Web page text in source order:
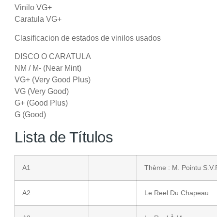
Vinilo VG+
Caratula VG+
Clasificacion de estados de vinilos usados
DISCO O CARATULA
NM / M- (Near Mint)
VG+ (Very Good Plus)
VG (Very Good)
G+ (Good Plus)
G (Good)
Lista de Títulos
A1 Thème : M. Pointu
A2 Le Reel Du Chapeau